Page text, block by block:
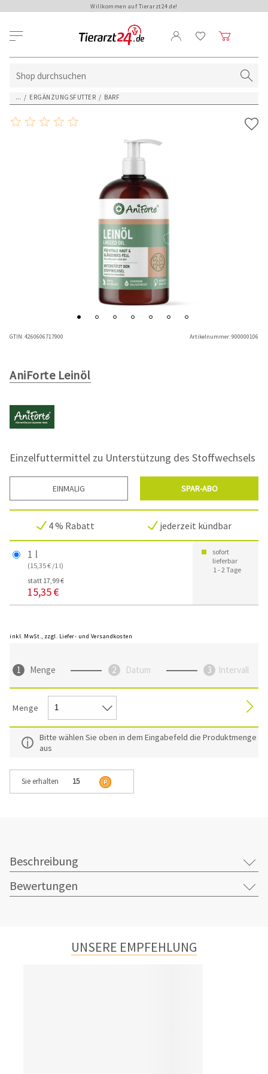
Willkommen auf Tierarzt24.de!
... / ERGÄNZUNGSFUTTER / BARF
GTIN:4260606717900 Artikelnummer:900000106
AniForte Leinöl
Einzelfuttermittel zu Unterstützung des Stoffwechsels
EINMALIG SPAR-ABO
4 % Rabatt jederzeit kündbar
1 l
(15,35 € /1 l)
statt 17,99 €
15,35 €
sofort
lieferbar
1 - 2 Tage
inkl. MwSt., zzgl. Liefer- und Versandkosten
Menge Datum Intervall
Menge
Bitte wählen Sie oben in dem Eingabefeld die Produktmenge
aus
Sie erhalten 15
Beschreibung
Bewertungen
UNSERE EMPFEHLUNG